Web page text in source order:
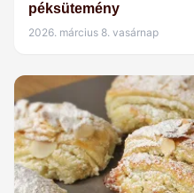
péksütemény
2026. március 8. vasárnap